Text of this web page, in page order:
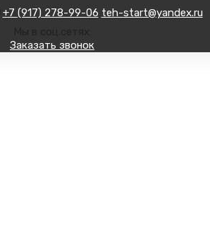
+7 (917) 278-99-06 teh-start@yandex.ru
Заказать звонок